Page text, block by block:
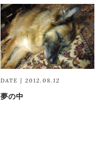
DATE | 2012.08.12
夢の中